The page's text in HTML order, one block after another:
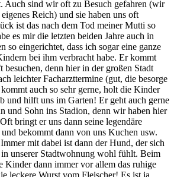
Auch sind wir oft zu Besuch gefahren (wir
Reich) und sie haben uns oft
ist das nach dem Tod meiner Mutti so
es mir die letzten beiden Jahre auch in
so eingerichtet, dass ich sogar eine ganze
bei ihm verbracht habe. Er kommt
besuchen, denn hier in der großen Stadt
leichter Facharzttermine (gut, die besorge
auch so sehr gerne, holt die Kinder
und hilft uns im Garten! Er geht auch gerne
und Sohn ins Stadion, denn wir haben hier
bringt er uns dann seine legendäre
bekommt dann von uns Kuchen usw.
mit dabei ist dann der Hund, der sich
unserer Stadtwohnung wohl fühlt. Beim
Kinder dann immer vor allem das ruhige
leckere Wurst vom Fleischer! Es ist ja